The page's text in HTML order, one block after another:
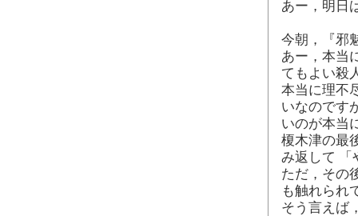
あー，明日
今朝，『邪
あー，本当
てもよい殺
本当に理不
いなのです
いのが本当
榎木津の最
み返して
ただ，その
も触れられ
そう言えば